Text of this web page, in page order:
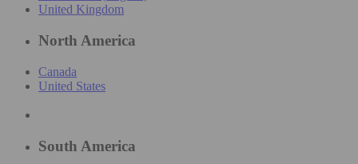
United Kingdom
North America
Canada
United States
South America